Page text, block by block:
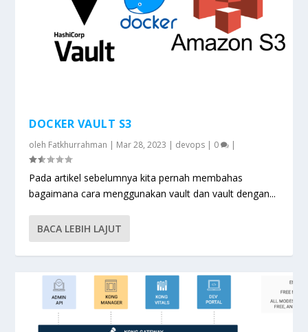
DOCKER VAULT S3
oleh Fatkhurrahman | Mar 28, 2023 | devops | 0 |
Pada artikel sebelumnya kita pernah membahas
bagaimana cara menggunakan vault dan vault dengan...
BACA LEBIH LAJUT